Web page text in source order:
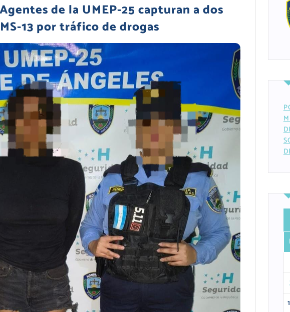
de la UMEP-25 capturan a dos
13 por tráfico de drogas